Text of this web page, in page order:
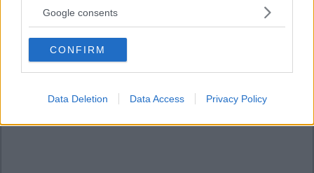
not limited to your visit or usage behaviour. You may click to
use your data for below specified purposes in below Google
consent section.
Google consents
CONFIRM
Data Deletion Data Access Privacy Policy